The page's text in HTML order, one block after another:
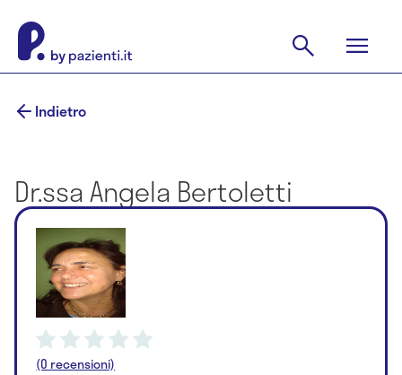
Indietro
Dr.ssa Angela Bertoletti
(0 recensioni)